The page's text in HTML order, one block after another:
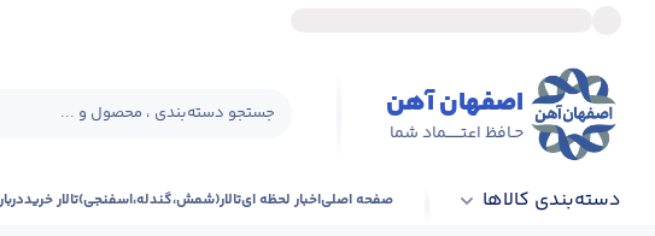
اصفهان آهن
حـافظ اعتــــــماد شما
جستجو دسته‌بندی ، محصول و ...
دسته‌بندی کالاها صفحه اصلیاخبار لحظه ایتالار(شمش،گندله،اسفنجی)تالار خرید